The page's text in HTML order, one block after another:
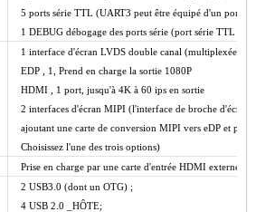
5 ports série TTL (UART3 peut être équipé d'un port
1 DEBUG débogage des ports série (port série TTL en
1 interface d'écran LVDS double canal (multiplexée
EDP
, 1, Prend en charge la sortie 1080P
HDMI
, 1 port, jusqu'à 4K à 60 ips en sortie
2 interfaces d'écran MIPI (l'interface de broche d'écran
ajoutant une carte de conversion MIPI vers eDP et
Choisissez l'une des trois options)
Prise en charge par une carte d'entrée HDMI externe
2 USB3.0 (dont un OTG) ;
4 USB 2.0 _HÔTE;